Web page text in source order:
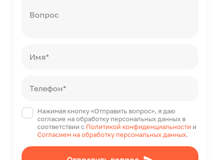
Вопрос
Имя*
Телефон*
Нажимая кнопку «Отправить вопрос», я даю
согласие на обработку персональных данных в
соответствии с Политикой конфиденциальности и
Согласием на обработку персональных данных.